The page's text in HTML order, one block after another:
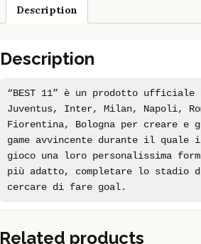
Description
Description
“BEST 11” è un prodotto
Juventus, Inter, Milan, Napoli,
Fiorentina, Bologna per creare e
game avvincente durante il
gioco una loro personalissima
più adatto, completare lo stadio
cercare di fare goal.
Related products